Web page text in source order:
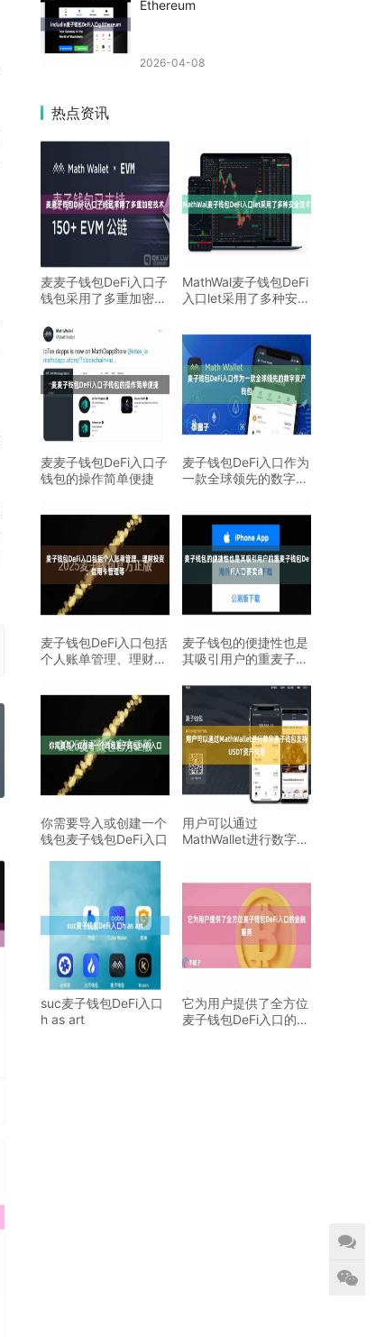
Ethereum
2026-04-08
热点资讯
麦麦子钱包DeFi入口子
钱包采用了多重加密技
MathWal麦子钱包DeFi
入口let采用了多种安全
麦麦子钱包DeFi入口子
钱包的操作简单便捷
麦子钱包DeFi入口作为
一款全球领先的数字资
麦子钱包DeFi入口包括
个人账单管理、理财投
麦子钱包的便捷性也是
其吸引用户的重麦子钱
你需要导入或创建一个
钱包麦子钱包DeFi入口
用户可以通过
MathWallet进行数字麦
suc麦子钱包DeFi入口
h as art
它为用户提供了全方位
麦子钱包DeFi入口的金